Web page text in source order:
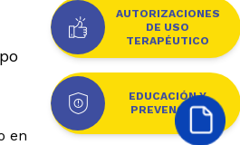
en
AUTORIZACIONES
DE USO
TERAPÉUTICO
EDUCACIÓN Y
PREVENCIÓN